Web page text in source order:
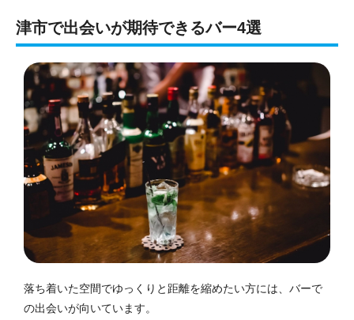
津市で出会いが期待できるバー4選
落ち着いた空間でゆっくりと距離を縮めたい方には、バーで
の出会いが向いています。